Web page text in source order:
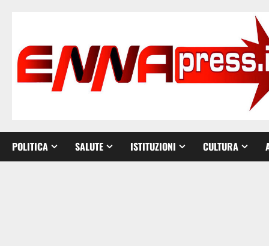
POLITICA SALUTE ISTITUZIONI CULTURA